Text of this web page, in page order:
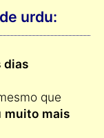
urdu:
dias
que
muito mais